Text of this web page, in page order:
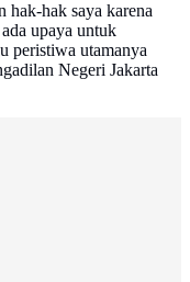
hak-hak saya karena
upaya untuk
peristiwa utamanya
Negeri Jakarta